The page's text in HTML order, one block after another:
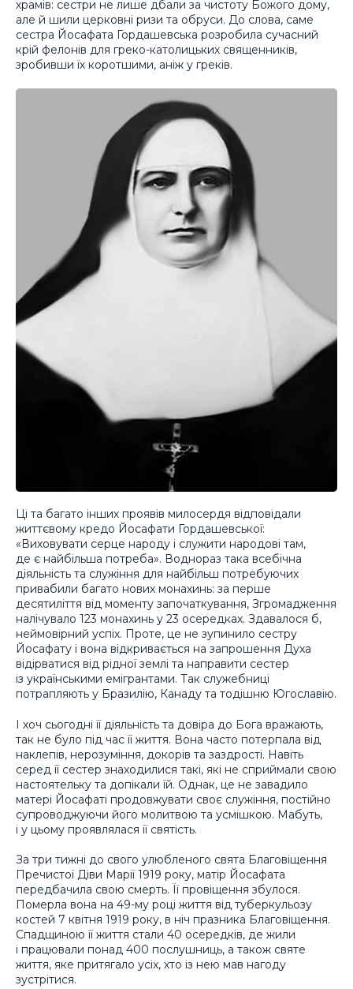
храмів: сестри не лише дбали за чистоту Божого дому,
але й шили церковні ризи та обруси. До слова, саме
сестра Йосафата Гордашевська розробила сучасний
крій фелонів для греко-католицьких священників,
зробивши їх коротшими, аніж у греків.
Ці та багато інших проявів милосердя відповідали
життєвому кредо Йосафати Гордашевської:
«Виховувати серце народу і служити народові там,
де є найбільша потреба». Воднораз така всебічна
діяльність та служіння для найбільш потребуючих
привабили багато нових монахинь: за перше
десятиліття від моменту започаткування, Згромадження
налічувало 123 монахинь у 23 осередках. Здавалося б,
неймовірний успіх. Проте, це не зупинило сестру
Йосафату і вона відкривається на запрошення Духа
відірватися від рідної землі та направити сестер
із українськими емігрантами. Так служебниці
потрапляють у Бразилію, Канаду та тодішню Югославію.
І хоч сьогодні її діяльність та довіра до Бога вражають,
так не було під час її життя. Вона часто потерпала від
наклепів, нерозуміння, докорів та заздрості. Навіть
серед її сестер знаходилися такі, які не сприймали свою
настоятельку та допікали їй. Однак, це не завадило
матері Йосафаті продовжувати своє служіння, постійно
супроводжуючи його молитвою та усмішкою. Мабуть,
і у цьому проявлялася її святість.
За три тижні до свого улюбленого свята Благовіщення
Пречистої Діви Марії 1919 року, матір Йосафата
передбачила свою смерть. Її провіщення збулося.
Померла вона на 49-му році життя від туберкульозу
костей 7 квітня 1919 року, в ніч празника Благовіщення.
Спадщиною її життя стали 40 осередків, де жили
і працювали понад 400 послушниць, а також святе
життя, яке притягало усіх, хто із нею мав нагоду
зустрітися.